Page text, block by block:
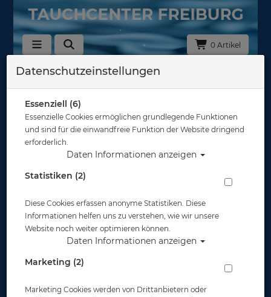
0 Artikel
Datenschutzeinstellungen
Essenziell (6)
Essenzielle Cookies ermöglichen grundlegende Funktionen
und sind für die einwandfreie Funktion der Website dringend
erforderlich.
Daten Informationen anzeigen
Statistiken (2)
Diese Cookies erfassen anonyme Statistiken. Diese
Informationen helfen uns zu verstehen, wie wir unsere
Website noch weiter optimieren können.
Daten Informationen anzeigen
Marketing (2)
Marketing Cookies werden von Drittanbietern oder